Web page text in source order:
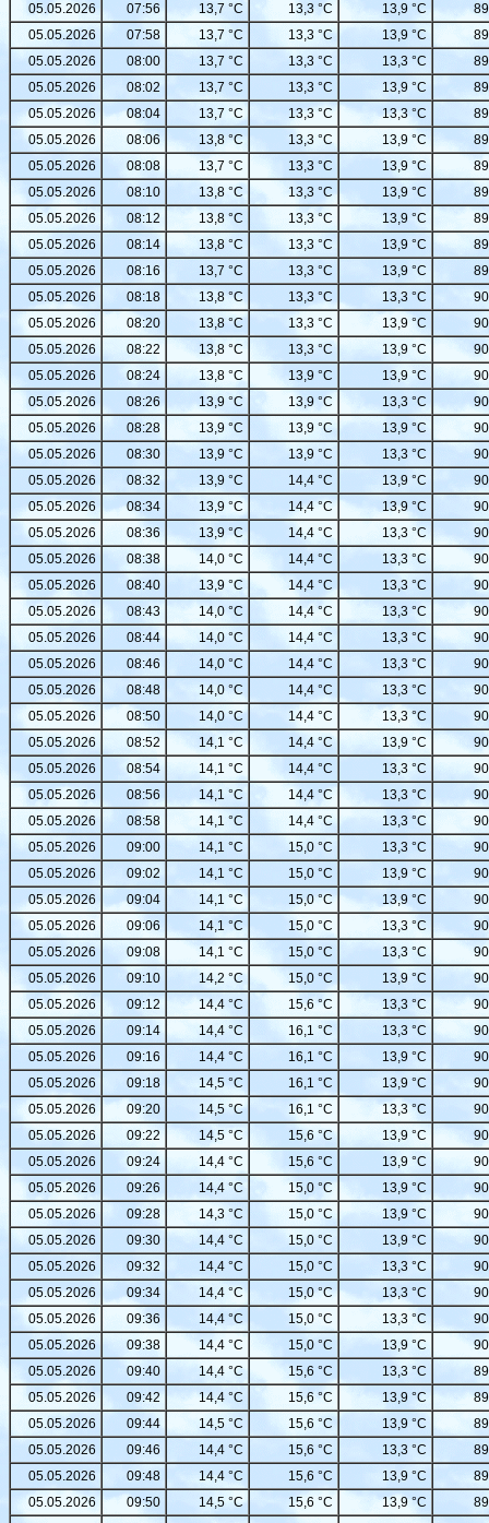
05.05.2026
07:56 13,7 °C 13,3 °C 13,9 °C
05.05.2026
07:58 13,7 °C 13,3 °C 13,9 °C
05.05.2026
08:00 13,7 °C 13,3 °C 13,3 °C
05.05.2026
08:02 13,7 °C 13,3 °C 13,9 °C
05.05.2026
08:04 13,7 °C 13,3 °C 13,3 °C
05.05.2026
08:06 13,8 °C 13,3 °C 13,9 °C
05.05.2026
08:08 13,7 °C 13,3 °C 13,9 °C
05.05.2026
08:10 13,8 °C 13,3 °C 13,9 °C
05.05.2026
08:12 13,8 °C 13,3 °C 13,9 °C
05.05.2026
08:14 13,8 °C 13,3 °C 13,9 °C
05.05.2026
08:16 13,7 °C 13,3 °C 13,9 °C
05.05.2026
08:18 13,8 °C 13,3 °C 13,3 °C
05.05.2026
08:20 13,8 °C 13,3 °C 13,9 °C
05.05.2026
08:22 13,8 °C 13,3 °C 13,9 °C
05.05.2026
08:24 13,8 °C 13,9 °C 13,9 °C
05.05.2026
08:26 13,9 °C 13,9 °C 13,3 °C
05.05.2026
08:28 13,9 °C 13,9 °C 13,9 °C
05.05.2026
08:30 13,9 °C 13,9 °C 13,3 °C
05.05.2026
08:32 13,9 °C 14,4 °C 13,9 °C
05.05.2026
08:34 13,9 °C 14,4 °C 13,9 °C
05.05.2026
08:36 13,9 °C 14,4 °C 13,3 °C
05.05.2026
08:38 14,0 °C 14,4 °C 13,3 °C
05.05.2026
08:40 13,9 °C 14,4 °C 13,3 °C
05.05.2026
08:43 14,0 °C 14,4 °C 13,3 °C
05.05.2026
08:44 14,0 °C 14,4 °C 13,3 °C
05.05.2026
08:46 14,0 °C 14,4 °C 13,3 °C
05.05.2026
08:48 14,0 °C 14,4 °C 13,3 °C
05.05.2026
08:50 14,0 °C 14,4 °C 13,3 °C
05.05.2026
08:52 14,1 °C 14,4 °C 13,9 °C
05.05.2026
08:54 14,1 °C 14,4 °C 13,3 °C
05.05.2026
08:56 14,1 °C 14,4 °C 13,3 °C
05.05.2026
08:58 14,1 °C 14,4 °C 13,3 °C
05.05.2026
09:00 14,1 °C 15,0 °C 13,3 °C
05.05.2026
09:02 14,1 °C 15,0 °C 13,9 °C
05.05.2026
09:04 14,1 °C 15,0 °C 13,9 °C
05.05.2026
09:06 14,1 °C 15,0 °C 13,3 °C
05.05.2026
09:08 14,1 °C 15,0 °C 13,3 °C
05.05.2026
09:10 14,2 °C 15,0 °C 13,9 °C
05.05.2026
09:12 14,4 °C 15,6 °C 13,3 °C
05.05.2026
09:14 14,4 °C 16,1 °C 13,3 °C
05.05.2026
09:16 14,4 °C 16,1 °C 13,9 °C
05.05.2026
09:18 14,5 °C 16,1 °C 13,9 °C
05.05.2026
09:20 14,5 °C 16,1 °C 13,3 °C
05.05.2026
09:22 14,5 °C 15,6 °C 13,9 °C
05.05.2026
09:24 14,4 °C 15,6 °C 13,9 °C
05.05.2026
09:26 14,4 °C 15,0 °C 13,9 °C
05.05.2026
09:28 14,3 °C 15,0 °C 13,9 °C
05.05.2026
09:30 14,4 °C 15,0 °C 13,9 °C
05.05.2026
09:32 14,4 °C 15,0 °C 13,3 °C
05.05.2026
09:34 14,4 °C 15,0 °C 13,3 °C
05.05.2026
09:36 14,4 °C 15,0 °C 13,3 °C
05.05.2026
09:38 14,4 °C 15,0 °C 13,9 °C
05.05.2026
09:40 14,4 °C 15,6 °C 13,3 °C
05.05.2026
09:42 14,4 °C 15,6 °C 13,9 °C
05.05.2026
09:44 14,5 °C 15,6 °C 13,9 °C
05.05.2026
09:46 14,4 °C 15,6 °C 13,3 °C
05.05.2026
09:48 14,4 °C 15,6 °C 13,9 °C
05.05.2026
09:50 14,5 °C 15,6 °C 13,9 °C